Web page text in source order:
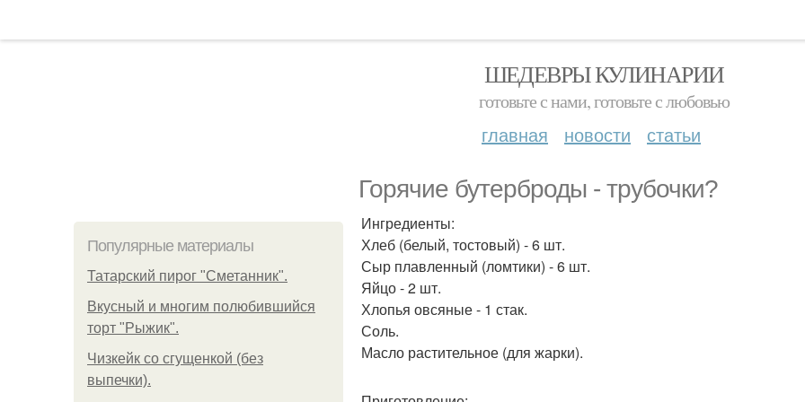
ШЕДЕВРЫ КУЛИНАРИИ
готовьте с нами, готовьте с любовью
главная новости статьи
Горячие бутерброды - трубочки?
Популярные материалы
Татарский пирог "Сметанник".
Вкусный и многим полюбившийся
торт "Рыжик".
Чизкейк со сгущенкой (без
выпечки).
Ингредиенты:
Хлеб (белый, тостовый) - 6 шт.
Сыр плавленный (ломтики) - 6 шт.
Яйцо - 2 шт.
Хлопья овсяные - 1 стак.
Соль.
Масло растительное (для жарки).